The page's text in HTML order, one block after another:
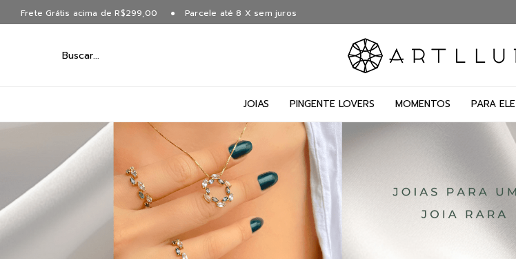
Frete Grátis acima de R$299,00 Parcele até 8 X sem juros
JOIAS PINGENTE LOVERS MOMENTOS PARA ELE